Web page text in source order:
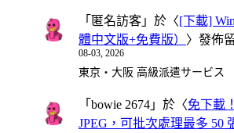
「 匿名訪客 」於〈[下載]
體中文版+免費版） 〉發佈
08-03, 2026
東京・大阪 高級派遣サービス
「 bowie 2674 」於〈免下載
JPEG，可批次處理最多 50